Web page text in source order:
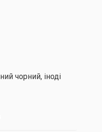
чорний, іноді